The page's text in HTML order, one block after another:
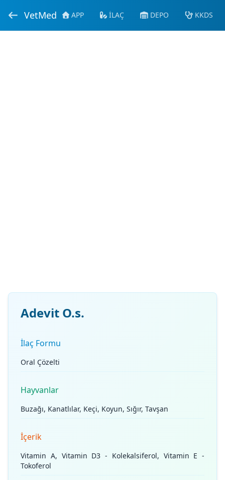
VetMed APP İLAÇ DEPO KKDS
Adevit O.s.
İlaç Formu
Oral Çözelti
Hayvanlar
Buzağı, Kanatlılar, Keçi, Koyun, Sığır, Tavşan
İçerik
Vitamin A, Vitamin D3 - Kolekalsiferol, Vitamin E -
Tokoferol